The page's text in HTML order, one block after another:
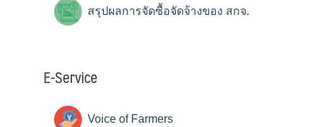
สรุปผลการจัดซื้อจัดจ้างของ สกจ.
E-Service
Voice of Farmers